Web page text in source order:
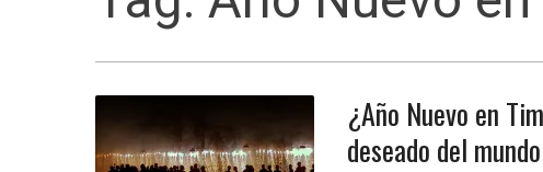
¿Año Nuevo en
deseado del